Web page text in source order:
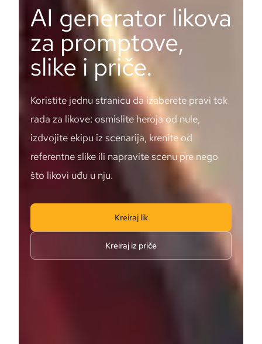
AI generator likova
za promptove,
slike i priče.
Koristite jednu stranicu da izaberete pravi tok
rada za likove: osmislite heroja od nule,
izdvojite ekipu iz scenarija, krenite od
referentne slike ili napravite scenu pre nego
što likovi uđu u nju.
Kreiraj lik
Kreiraj iz priče